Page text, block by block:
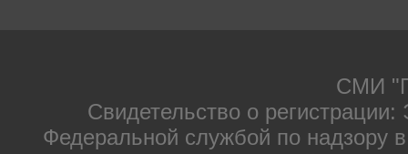
СМИ
Свидетельство о
Федеральной службой по надзору